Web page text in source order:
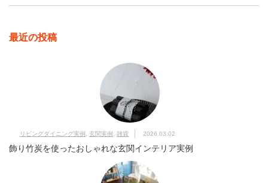
最近の投稿
リビングダイニング実例 玄関実例 雑貨 2026.03.02
飾り竹炭を使ったおしゃれな玄関インテリア実例